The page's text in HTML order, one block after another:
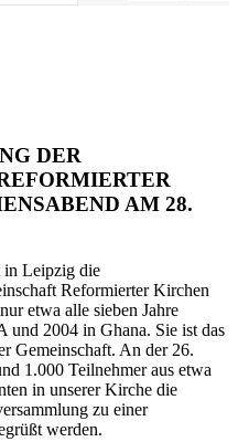
DER
AM 28.
in Leipzig die
Reformierter Kirchen
etwa alle sieben Jahre
und 2004 in Ghana. Sie ist das
Gemeinschaft. An der 26.
1.000 Teilnehmer aus etwa
in unserer Kirche die
zu einer
werden.